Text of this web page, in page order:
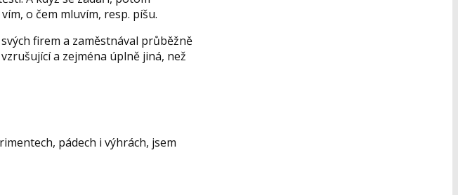
o čem mluvím, resp. píšu.
firem a zaměstnával průběžně
a zejména úplně jiná, než
pádech i výhrách, jsem